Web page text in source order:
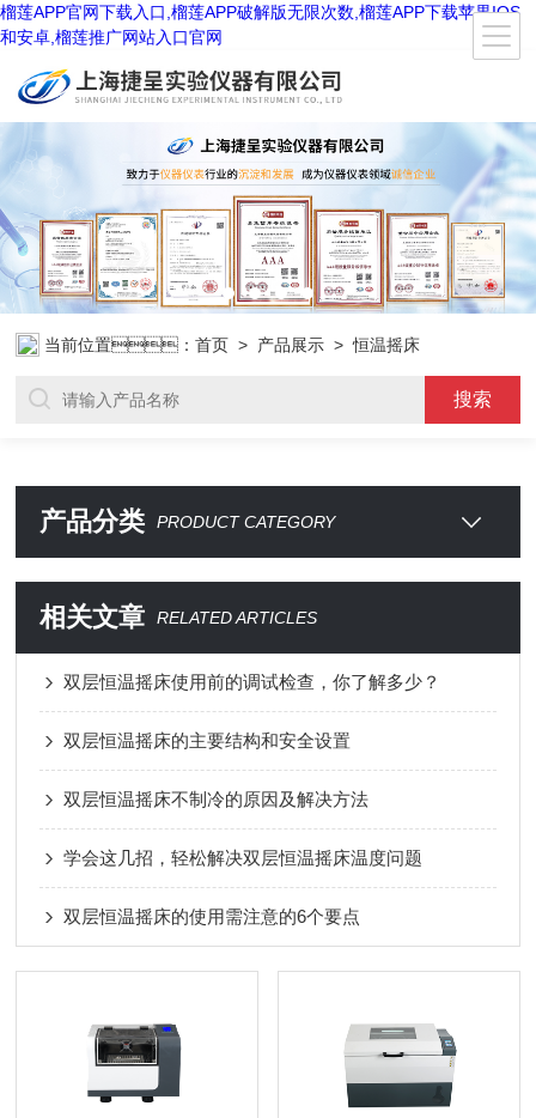
榴莲APP官网下载入口,榴莲APP破解版无限次数,榴莲APP下载苹果IOS
和安卓,榴莲推广网站入口官网
当前位置：首页 > 产品展示 > 恒温摇床
产品分类 PRODUCT CATEGORY
相关文章 RELATED ARTICLES
双层恒温摇床使用前的调试检查，你了解多少？
双层恒温摇床的主要结构和安全设置
双层恒温摇床不制冷的原因及解决方法
学会这几招，轻松解决双层恒温摇床温度问题
双层恒温摇床的使用需注意的6个要点